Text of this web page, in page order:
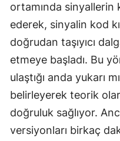
ortamında
ederek, sinyalin kod
doğrudan taşıyıcı
etmeye başladı. Bu
ulaştığı anda yukarı
belirleyerek teorik
doğruluk sağlıyor.
versiyonları birkaç